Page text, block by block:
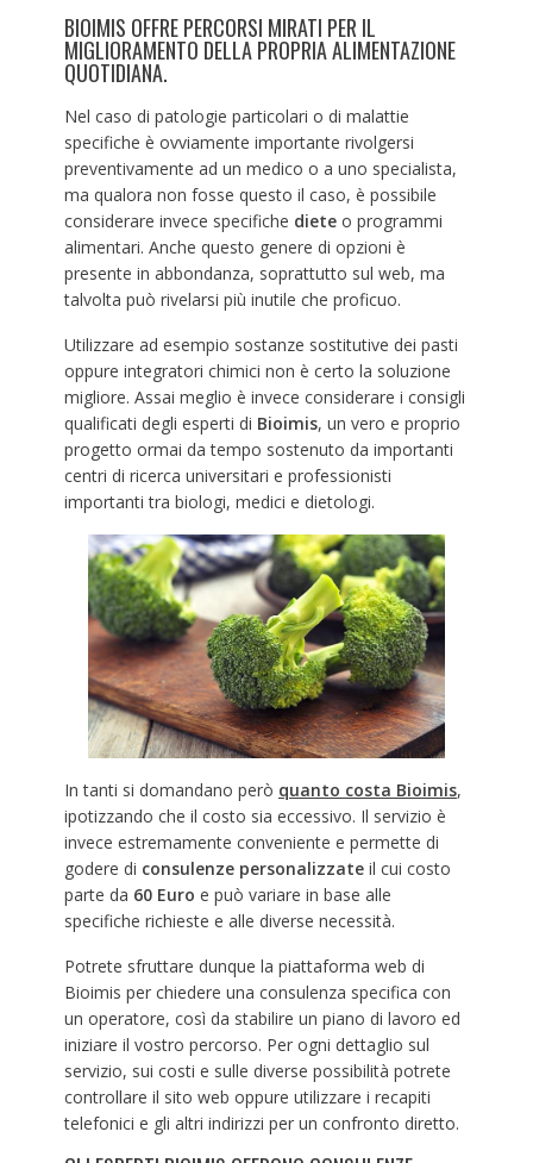
BIOIMIS OFFRE PERCORSI MIRATI PER IL
MIGLIORAMENTO DELLA PROPRIA ALIMENTAZIONE
QUOTIDIANA.
Nel caso di patologie particolari o di malattie
specifiche è ovviamente importante rivolgersi
preventivamente ad un medico o a uno specialista,
ma qualora non fosse questo il caso, è possibile
considerare invece specifiche dieteo programmi
alimentari. Anche questo genere di opzioni è
presente in abbondanza, soprattutto sul web, ma
talvolta può rivelarsi più inutile che proficuo.
Utilizzare ad esempio sostanze sostitutive dei pasti
oppure integratori chimici non è certo la soluzione
migliore. Assai meglio è invece considerare i consigli
qualificati degli esperti di Bioimis, un vero e proprio
progetto ormai da tempo sostenuto da importanti
centri di ricerca universitari e professionisti
importanti tra biologi, medici e dietologi.
In tanti si domandano però quanto costa Bioimis,
ipotizzando che il costo sia eccessivo. Il servizio è
invece estremamente conveniente e permette di
godere di consulenze personalizzateil cui costo
parte da 60 Euro e può variare in base alle
specifiche richieste e alle diverse necessità.
Potrete sfruttare dunque la piattaforma web di
Bioimis per chiedere una consulenza specifica con
un operatore, così da stabilire un piano di lavoro ed
iniziare il vostro percorso. Per ogni dettaglio sul
servizio, sui costi e sulle diverse possibilità potrete
controllare il sito web oppure utilizzare i recapiti
telefonici e gli altri indirizzi per un confronto diretto.